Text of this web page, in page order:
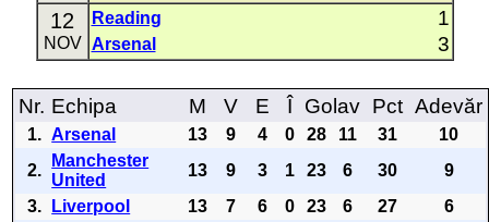
12
NOV
Reading 1
Arsenal 3
Nr. Echipa M V E Î Golav Pct Adevăr
1. Arsenal 13 9 4 0 28 11 31
10
2.
Manchester
United
13 9 3 1 23 6 30
9
3.
Liverpool 13 7 6 0 23 6 27
6